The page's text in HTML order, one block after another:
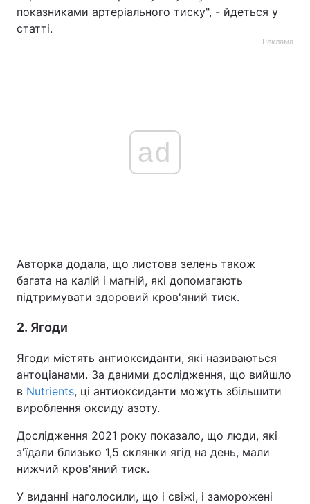
показниками артеріального тиску", - йдеться у
статті.
Реклама
ad
Авторка додала, що листова зелень також
багата на калій і магній, які допомагають
підтримувати здоровий кров'яний тиск.
2. Ягоди
Ягоди містять антиоксиданти, які називаються
антоціанами. За даними дослідження, що вийшло
в Nutrients, ці антиоксиданти можуть збільшити
вироблення оксиду азоту.
Дослідження 2021 року показало, що люди, які
з'їдали близько 1,5 склянки ягід на день, мали
нижчий кров'яний тиск.
У виданні наголосили, що і свіжі, і заморожені